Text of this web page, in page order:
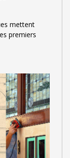
mettent
premiers